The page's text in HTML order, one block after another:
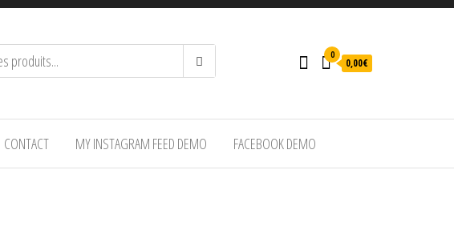
0
0,00€
CONTACT MY INSTAGRAM FEED DEMO FACEBOOK DEMO